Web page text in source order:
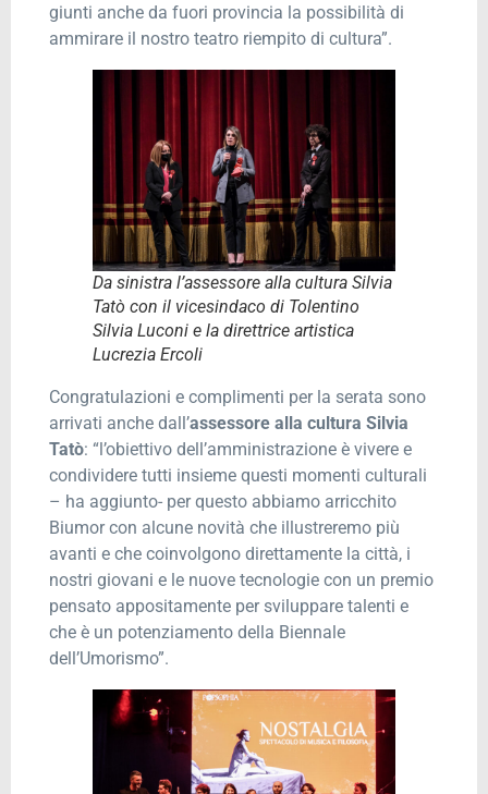
giunti anche da fuori provincia la possibilità di
ammirare il nostro teatro riempito di cultura”.
Da sinistra l’assessore alla cultura Silvia
Tatò con il vicesindaco di Tolentino
Silvia Luconi e la direttrice artistica
Lucrezia Ercoli
Congratulazioni e complimenti per la serata sono
arrivati anche dall’assessore alla cultura Silvia
Tatò: “l’obiettivo dell’amministrazione è vivere e
condividere tutti insieme questi momenti culturali
– ha aggiunto- per questo abbiamo arricchito
Biumor con alcune novità che illustreremo più
avanti e che coinvolgono direttamente la città, i
nostri giovani e le nuove tecnologie con un premio
pensato appositamente per sviluppare talenti e
che è un potenziamento della Biennale
dell’Umorismo”.